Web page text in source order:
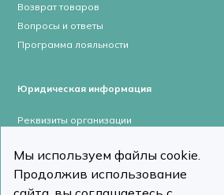
Возврат товаров
Вопросы и ответы
Программа лояльности
Юридическая информация
Реквизиты организации
Пользовательское соглашение
Политика конфиденциальности
Мы используем файлы cookie.
Продолжив использование